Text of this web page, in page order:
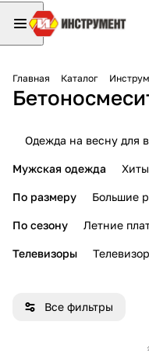
Главная Каталог
Одежда на весну для
Мужская одежда
По размеру Большие
По сезону Летние
Телевизоры
Все фильтры